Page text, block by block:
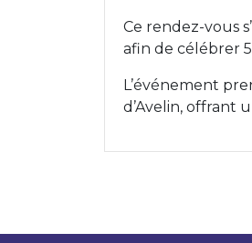
Ce rendez-vous
afin de célébrer
L’événement
d’Avelin, offrant